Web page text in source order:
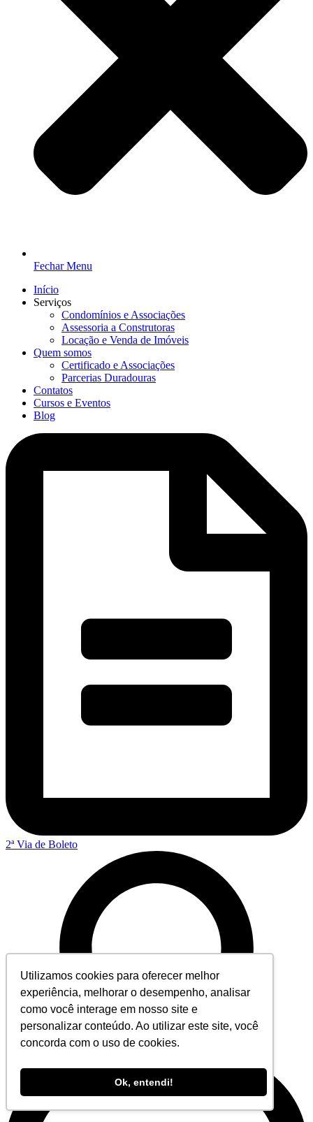
Utilizamos cookies para oferecer melhor
experiência, melhorar o desempenho, analisar
como você interage em nosso site e
personalizar conteúdo. Ao utilizar este site, você
concorda com o uso de cookies.
Ok, entendi!
Fechar Menu
Início
Serviços
Condomínios e Associações
Assessoria a Construtoras
Locação e Venda de Imóveis
Quem somos
Certificado e Associações
Parcerias Duradouras
Contatos
Cursos e Eventos
Blog
2ª Via de Boleto